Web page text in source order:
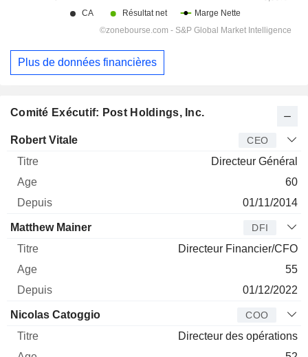
Comité Exécutif: Post Holdings, Inc.
Dirigeant Titre
Robert Vitale CEO
Directeur Général
60
01/11/2014
Matthew Mainer DFI
Directeur Financier/CFO
55
01/12/2022
Nicolas Catoggio COO
Directeur des opérations
Plus de données financières